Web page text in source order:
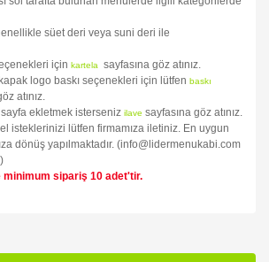
süet deri veya suni deri ile
için kartela
sayfasına göz atınız.
kapak logo baskı seçenekleri için lütfen baskı
atınız.
ekletmek isterseniz ilave sayfasına göz atınız.
isteklerinizi lütfen firmamıza iletiniz. En uygun
dönüş yapılmaktadır. (info@lidermenukabi.com
minimum sipariş 10 adet'tir.
iletebilirsiniz.